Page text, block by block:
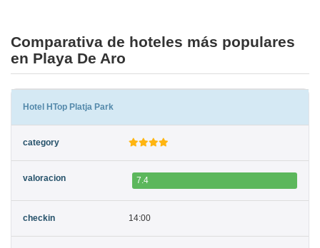
Comparativa de hoteles más populares
en Playa De Aro
Hotel HTop Platja Park
7.4
14:00